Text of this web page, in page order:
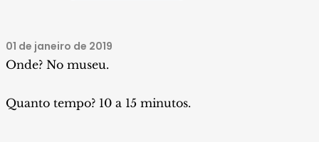
01 de janeiro de 2019
Onde? No museu.
Quanto tempo? 10 a 15 minutos.